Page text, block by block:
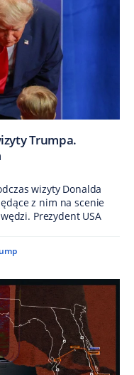
Trumpa.
wizyty Donalda
z nim na scenie
Prezydent USA